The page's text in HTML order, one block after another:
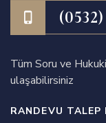
Tüm Soru ve
ulaşabilirsiniz
RANDEVU TALEP